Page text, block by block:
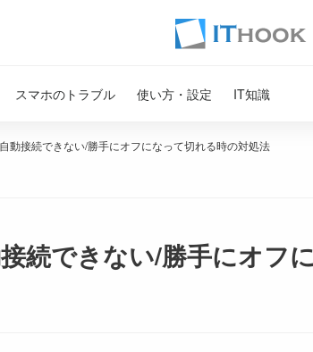
スマホのトラブル 使い方・設定 IT知識
動接続できない/勝手にオフになって切れる時の対処法
続できない/勝手にオフ